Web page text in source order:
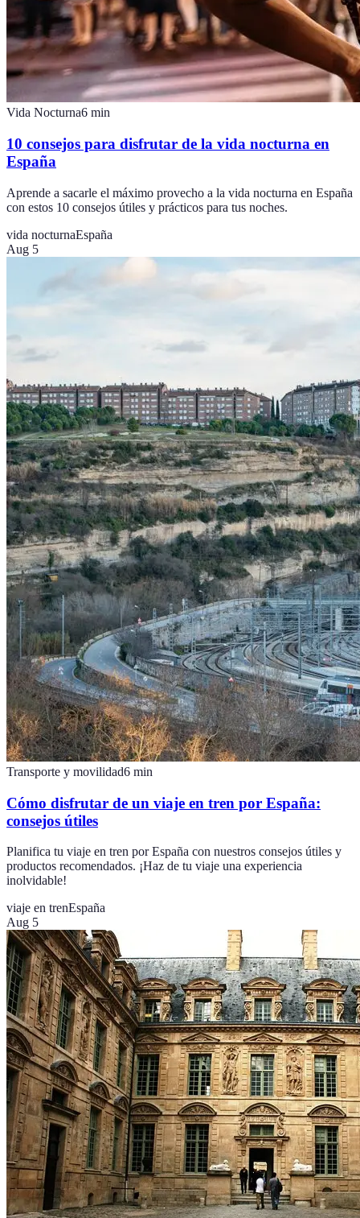
Vida Nocturna6 min
10 consejos para disfrutar de la vida nocturna en
España
Aprende a sacarle el máximo provecho a la vida nocturna en España
con estos 10 consejos útiles y prácticos para tus noches.
vida nocturnaEspaña
Aug 5
Transporte y movilidad6 min
Cómo disfrutar de un viaje en tren por España:
consejos útiles
Planifica tu viaje en tren por España con nuestros consejos útiles y
productos recomendados. ¡Haz de tu viaje una experiencia
inolvidable!
viaje en trenEspaña
Aug 5